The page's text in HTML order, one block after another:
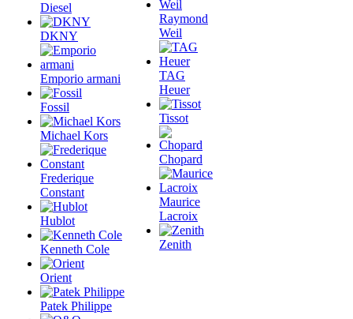
Diesel
DKNY
Emporio armani
Fossil
Michael Kors
Frederique
Constant
Hublot
Kenneth Cole
Orient
Patek Philippe
Raymond
Weil
TAG
Heuer
Tissot
Chopard
Maurice
Lacroix
Zenith